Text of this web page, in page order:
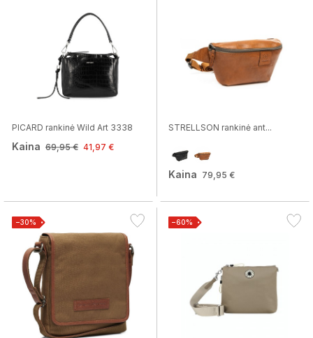
PICARD rankinė Wild Art 3338
Kaina 69,95 € 41,97 €
STRELLSON rankinė ant...
Kaina 79,95 €
−30% −60%